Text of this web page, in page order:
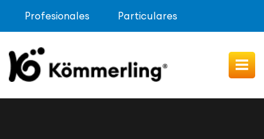
Profesionales Particulares